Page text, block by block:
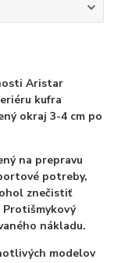
Aristar
kufra
okraj 3-4 cm po
na prepravu
potreby,
znečistiť
nákladu.
modelov